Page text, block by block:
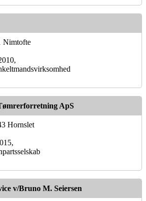
Nimtofte
ApS
Hornslet
v/Bruno M. Seiersen